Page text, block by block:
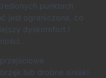
punktach
jest ograniczona, co
dyskomfort i
lub drobne siniaki